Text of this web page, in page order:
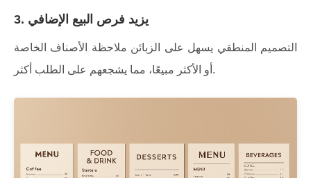
3. يزيد فرص البيع الإضافي
التصميم المنطقي يسهل على الزبائن ملاحظة الأصناف الخاصة
أو الأكثر مبيعًا، مما يشجعهم على الطلب أكثر.